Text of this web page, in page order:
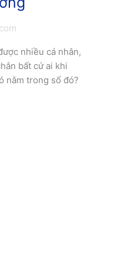
nhiều cá nhân,
bất cứ ai khi
nằm trong số đó?